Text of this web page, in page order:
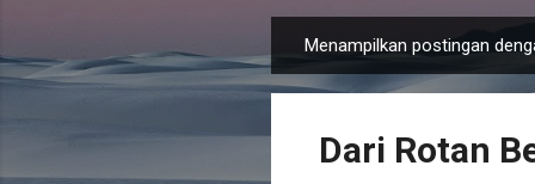
o
Menampilkan postingan
Dari Rotan